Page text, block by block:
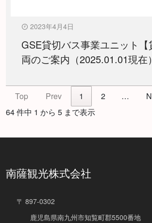
2023年4月4日
GSE貸切バス事業ユニット
両のご案内（2025.01.01現在
Top Prev 1 2 …
64 件中 1 から 5 まで表示
南薩観光株式会社
〒 897-0302
鹿児島県南九州市知覧町郡5500番地